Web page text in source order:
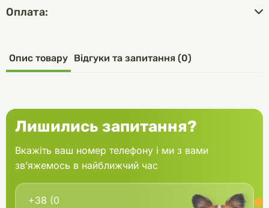
Оплата:
Опис товару Відгуки та запитання (0)
Лишились запитання?
Вкажіть ваш номер телефону і ми з вами
зв’яжемось в найближчий час